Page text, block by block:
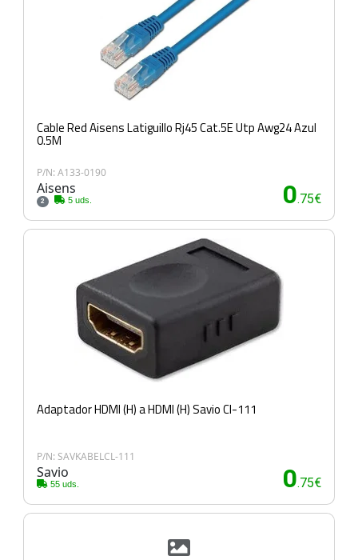
Cable Red Aisens Latiguillo Rj45 Cat.5E Utp Awg24 Azul
0.5M
P/N: A133-0190
Aisens
2 5 uds. 0.75€
Adaptador HDMI (H) a HDMI (H) Savio Cl-111
P/N: SAVKABELCL-111
Savio
55 uds. 0.75€